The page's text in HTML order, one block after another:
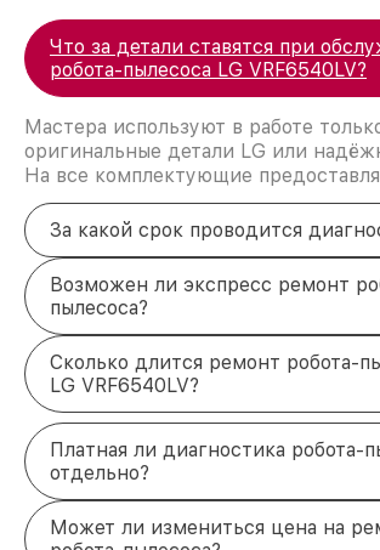
Что за детали ставятся при
робота-пылесоса LG VRF6540LV?
Мастера используют в работе
оригинальные детали LG или
На все комплектующие
За какой срок проводится
Возможен ли экспресс ремонт
пылесоса?
Сколько длится ремонт робота-
LG VRF6540LV?
Платная ли диагностика робота-
отдельно?
Может ли измениться цена на